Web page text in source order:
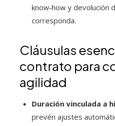
know‑how y devolución
corresponda.
Cláusulas
contrato para
agilidad
Duración vinculada a
prevén ajustes